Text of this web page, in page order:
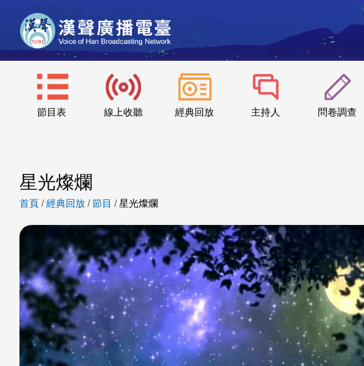
節目表 線上收聽 經典回放 主持人 問卷調查
星光燦爛
首頁 /經典回放 /節目 /星光燦爛